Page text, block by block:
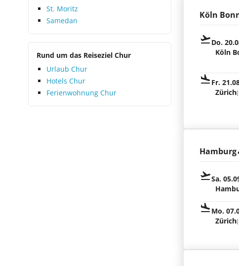
St. Moritz
Samedan
Rund um das Reiseziel Chur
Urlaub Chur
Hotels Chur
Ferienwohnung Chur
Köln
Do.
Köln
Fr.
Zürich
Hamburg
Sa.
Mo.
Zürich